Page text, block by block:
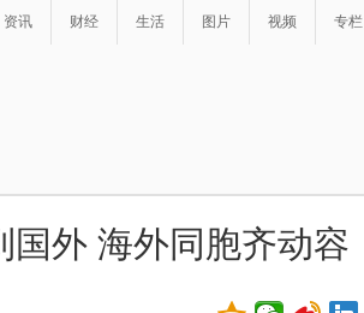
资讯 财经 生活 图片 视频 专栏
国外 海外同胞齐动容